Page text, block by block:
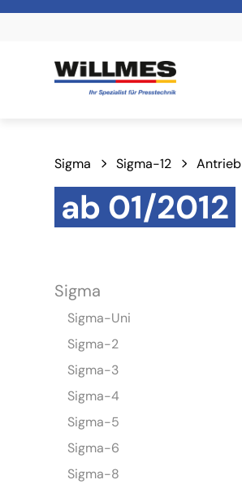
Sigma Sigma-12 Antrieb
ab 01/2012
Sigma
Sigma-Uni
Sigma-2
Sigma-3
Sigma-4
Sigma-5
Sigma-6
Sigma-8